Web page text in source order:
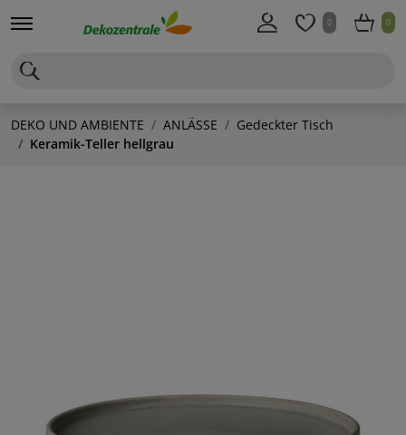
0 0
DEKO UND AMBIENTE ANLÄSSE
Gedeckter Tisch
Keramik-Teller hellgrau